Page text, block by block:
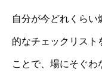
自分が今どれくらい
的なチェックリスト
ことで、場にそぐわ